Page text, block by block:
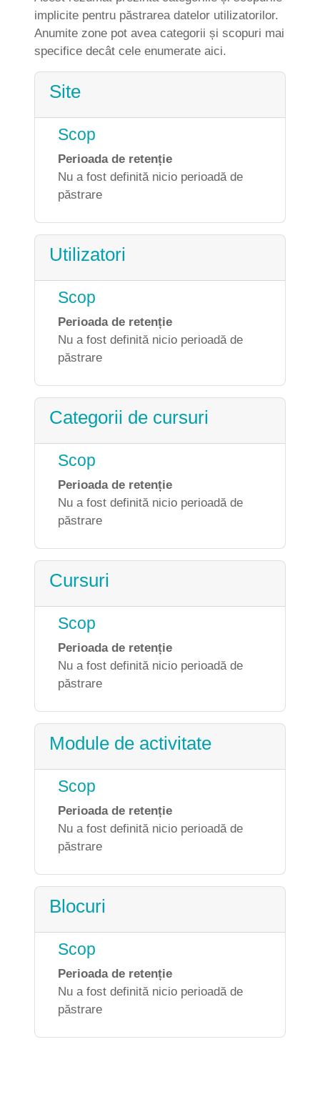
implicite pentru păstrarea datelor utilizatorilor.
Anumite zone pot avea categorii și scopuri mai
specifice decât cele enumerate aici.
Site
Scop
Perioada de retenție
Nu a fost definită nicio perioadă de
păstrare
Utilizatori
Scop
Perioada de retenție
Nu a fost definită nicio perioadă de
păstrare
Categorii de cursuri
Scop
Perioada de retenție
Nu a fost definită nicio perioadă de
păstrare
Cursuri
Scop
Perioada de retenție
Nu a fost definită nicio perioadă de
păstrare
Module de activitate
Scop
Perioada de retenție
Nu a fost definită nicio perioadă de
păstrare
Blocuri
Scop
Perioada de retenție
Nu a fost definită nicio perioadă de
păstrare